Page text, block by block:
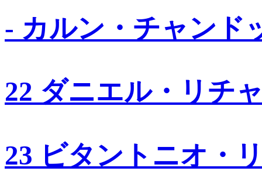
- カルン・チャンド
22 ダニエル・リチ
23 ビタントニオ・